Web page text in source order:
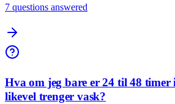
7 questions answered
Hva om jeg bare er 24 til 48
likevel trenger vask?